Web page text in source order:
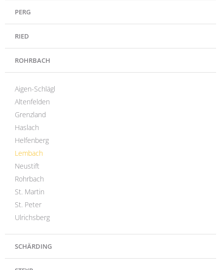
PERG
RIED
ROHRBACH
Aigen-Schlägl
Altenfelden
Grenzland
Haslach
Helfenberg
Lembach
Neustift
Rohrbach
St. Martin
St. Peter
Ulrichsberg
SCHÄRDING